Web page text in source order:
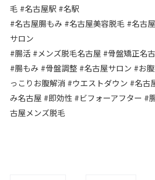
毛 #名古屋駅 #名駅
#名古屋腸もみ #名古屋美容脱毛 #名古
サロン
#腸活 #メンズ脱毛名古屋 #骨盤矯正名
#腸もみ #骨盤調整 #名古屋サロン #お
っこりお腹解消 #ウエストダウン #名古
み名古屋 #即効性 #ビフォーアフター #
古屋メンズ脱毛